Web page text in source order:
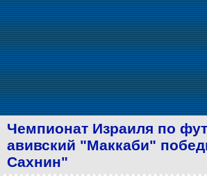
Чемпионат Израиля по
авивский "Маккаби"
Сахнин"